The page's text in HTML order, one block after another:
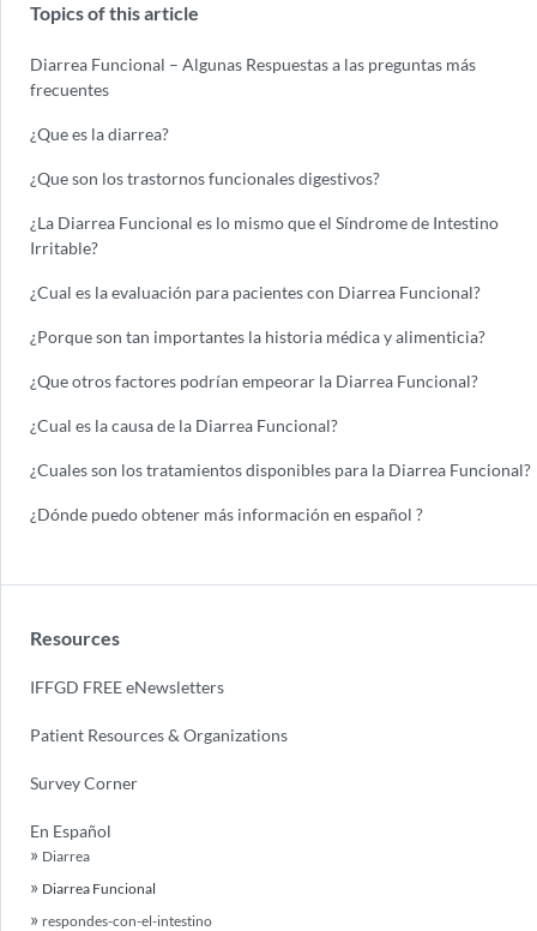
Topics of this article
Diarrea Funcional – Algunas Respuestas a las preguntas más
frecuentes
¿Que es la diarrea?
¿Que son los trastornos funcionales digestivos?
¿La Diarrea Funcional es lo mismo que el Síndrome de Intestino
Irritable?
¿Cual es la evaluación para pacientes con Diarrea Funcional?
¿Porque son tan importantes la historia médica y alimenticia?
¿Que otros factores podrían empeorar la Diarrea Funcional?
¿Cual es la causa de la Diarrea Funcional?
¿Cuales son los tratamientos disponibles para la Diarrea Funcional?
¿Dónde puedo obtener más información en español ?
Resources
IFFGD FREE eNewsletters
Patient Resources & Organizations
Survey Corner
En Español
Diarrea
Diarrea Funcional
respondes-con-el-intestino